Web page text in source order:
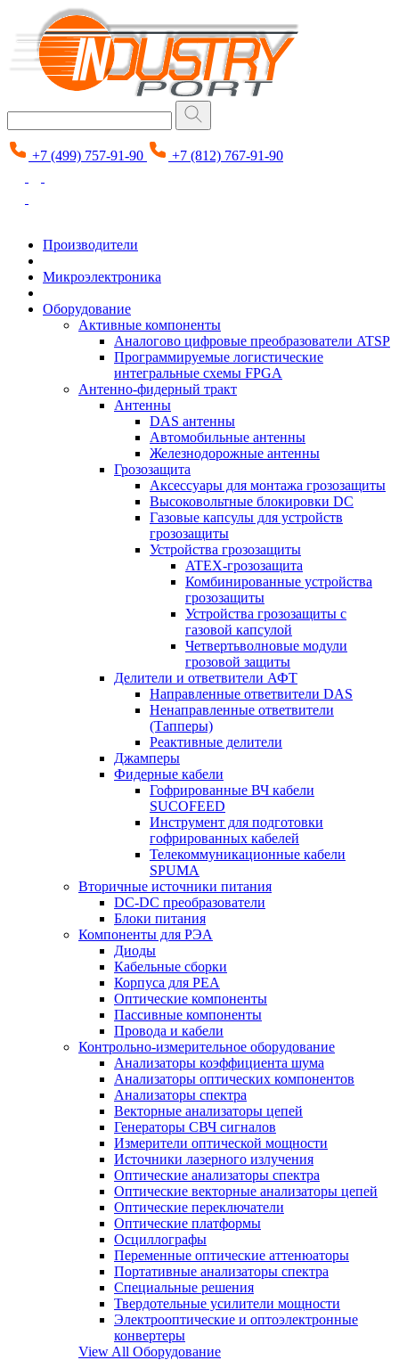
+7 (499) 757-91-90 +7 (812) 767-91-90
Производители
Микроэлектроника
Оборудование
Активные компоненты
Аналогово цифровые преобразователи ATSP
Программируемые логистические
интегральные схемы FPGA
Антенно-фидерный тракт
Антенны
DAS антенны
Автомобильные антенны
Железнодорожные антенны
Грозозащита
Аксессуары для монтажа грозозащиты
Высоковольтные блокировки DC
Газовые капсулы для устройств
грозозащиты
Устройства грозозащиты
ATEX-грозозащита
Комбинированные устройства
грозозащиты
Устройства грозозащиты с
газовой капсулой
Четвертьволновые модули
грозовой защиты
Делители и ответвители АФТ
Направленные ответвители DAS
Ненаправленные ответвители
(Тапперы)
Реактивные делители
Джамперы
Фидерные кабели
Гофрированные ВЧ кабели
SUCOFEED
Инструмент для подготовки
гофрированных кабелей
Телекоммуникационные кабели
SPUMA
Вторичные источники питания
DC-DC преобразователи
Блоки питания
Компоненты для РЭА
Диоды
Кабельные сборки
Корпуса для РЕА
Оптические компоненты
Пассивные компоненты
Провода и кабели
Контрольно-измерительное оборудование
Анализаторы коэффициента шума
Анализаторы оптических компонентов
Анализаторы спектра
Векторные анализаторы цепей
Генераторы СВЧ сигналов
Измерители оптической мощности
Источники лазерного излучения
Оптические анализаторы спектра
Оптические векторные анализаторы цепей
Оптические переключатели
Оптические платформы
Осциллографы
Переменные оптические аттенюаторы
Портативные анализаторы спектра
Специальные решения
Твердотельные усилители мощности
Электрооптические и оптоэлектронные
конвертеры
View All Оборудование